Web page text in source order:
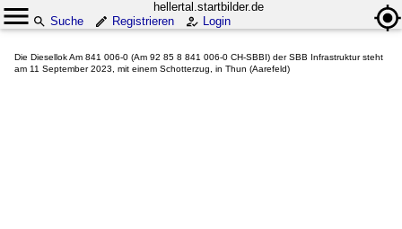
hellertal.startbilder.de
Suche
Registrieren Login
Die Diesellok Am 841 006-0 (Am 92 85 8 841 006-0 CH-SBBI) der SBB Infrastruktur steht
am 11 September 2023, mit einem Schotterzug, in Thun (Aarefeld)